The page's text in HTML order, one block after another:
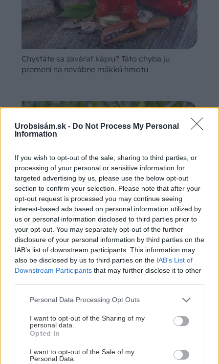
Urobsisám.sk - Do Not Process My Personal
Information
If you wish to opt-out of the sale, sharing to third parties, or
processing of your personal or sensitive information for
targeted advertising by us, please use the below opt-out
section to confirm your selection. Please note that after your
opt-out request is processed you may continue seeing
interest-based ads based on personal information utilized by
us or personal information disclosed to third parties prior to
your opt-out. You may separately opt-out of the further
disclosure of your personal information by third parties on the
IAB’s list of downstream participants. This information may
also be disclosed by us to third parties on the IAB’s List of
Downstream Participants that may further disclose it to other
Please note that this website/app uses one or more Google
not limited to your visit or usage behaviour. You may click to
grant or deny consent to Google and its third-party tags to
use your data for below specified purposes in below Google
consent section.
Personal Data Processing Opt Outs
I want to opt-out of the Sharing of my
personal data.
Opted In
I want to opt-out of the Sale of my
Personal Data.
Chystáte sa zavárať kápiu? Táto chyba ju
premení na nevábne mäkkú hmotu
Čo robiť, ak paradajky dozrievajú pomaly? Trik s
odlisťovaním funguje aj cez leto, ale pozor na
chyby